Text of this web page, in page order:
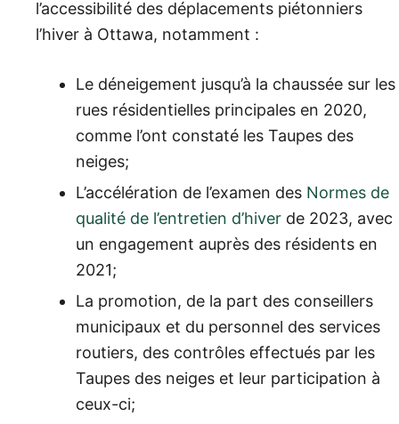
l’accessibilité des déplacements piétonniers
l’hiver à Ottawa, notamment :
Le déneigement jusqu’à la chaussée sur les
rues résidentielles principales en 2020,
comme l’ont constaté les Taupes des
neiges;
L’accélération de l’examen des Normes de
qualité de l’entretien d’hiver de 2023, avec
un engagement auprès des résidents en
2021;
La promotion, de la part des conseillers
municipaux et du personnel des services
routiers, des contrôles effectués par les
Taupes des neiges et leur participation à
ceux-ci;